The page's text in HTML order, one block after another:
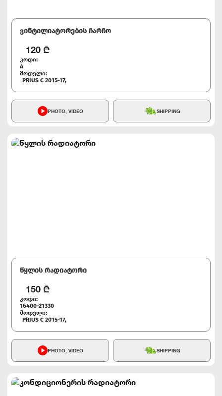
ვინტილიატორების ჩარჩო
120 ₾
კოდი:
A
მოდელი:
PRIUS C 2015-17,
PHOTO, VIDEO SHIPPING
წყლის რადიატორი
150 ₾
კოდი:
16400-21330
მოდელი:
PRIUS C 2015-17,
PHOTO, VIDEO SHIPPING